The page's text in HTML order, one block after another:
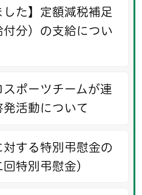
した】定額減税補足
分）の支給につい
ポーツチームが連
活動について
する特別弔慰金の
特別弔慰金）